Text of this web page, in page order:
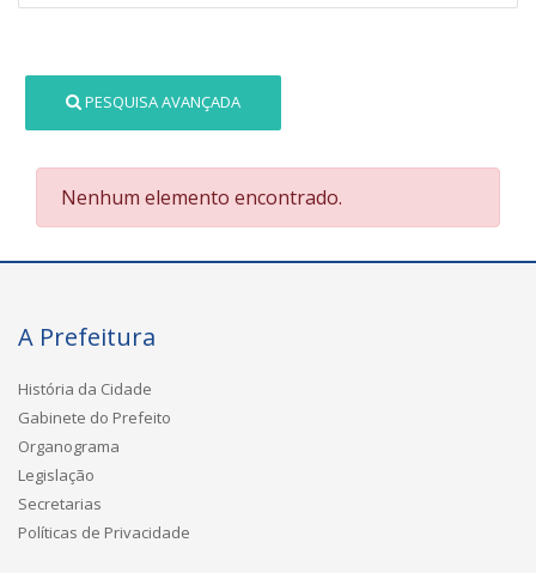
PESQUISA AVANÇADA
Nenhum elemento encontrado.
A Prefeitura
História da Cidade
Gabinete do Prefeito
Organograma
Legislação
Secretarias
Políticas de Privacidade